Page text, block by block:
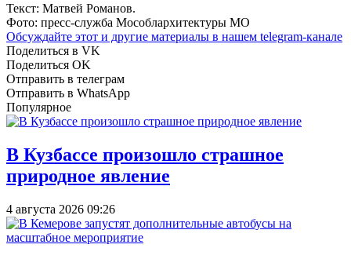
Текст: Матвей Романов.
Фото: пресс-служба Мособлархитектуры МО
Обсуждайте этот и другие материалы в нашем telegram-канале
Поделиться в VK
Поделиться OK
Отправить в телеграм
Отправить в WhatsApp
Популярное
В Кузбассе произошло страшное
природное явление
4 августа 2026 09:26